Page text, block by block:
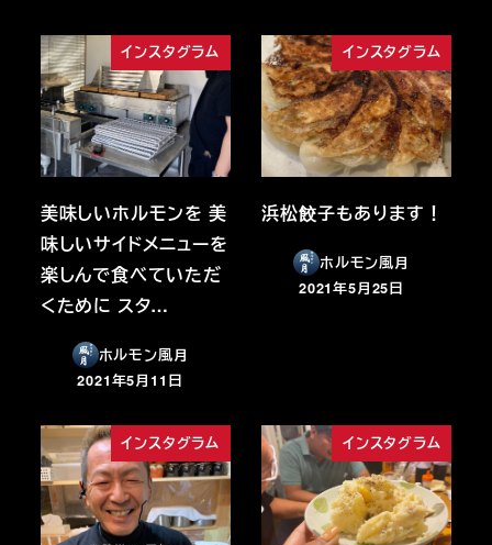
インスタグラム
美味しいホルモンを 美
味しいサイドメニューを
楽しんで食べていただ
くために スタ…
ホルモン風月
投稿日
2021年5月11日
インスタグラム
浜松餃子もあります！
ホルモン風月
投稿日
2021年5月25日
インスタグラム インスタグラム